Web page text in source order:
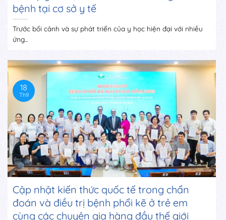
bệnh tại cơ sở y tế
Trước bối cảnh và sự phát triển của y học hiện đại với nhiều
ứng...
Cập nhật kiến thức quốc tế trong chẩn
đoán và điều trị bệnh phổi kẽ ở trẻ em
cùng các chuyên gia hàng đầu thế giới
18
Th9